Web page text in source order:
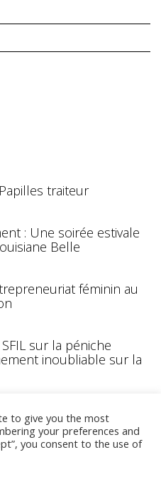
traiteur
: Une soirée estivale
Belle
féminin au
sur la péniche
inoubliable sur la
to give you the most
your preferences and
you consent to the use of